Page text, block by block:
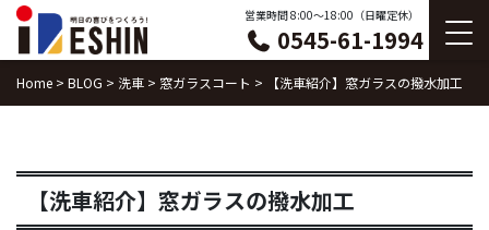
Skip
content
営業時間 8:00〜18:00（日曜定休）
0545-61-1994
Home > BLOG > 洗車 > 窓ガラスコート > 【洗車紹介】窓ガラスの撥水加工
【洗車紹介】窓ガラスの撥水加工